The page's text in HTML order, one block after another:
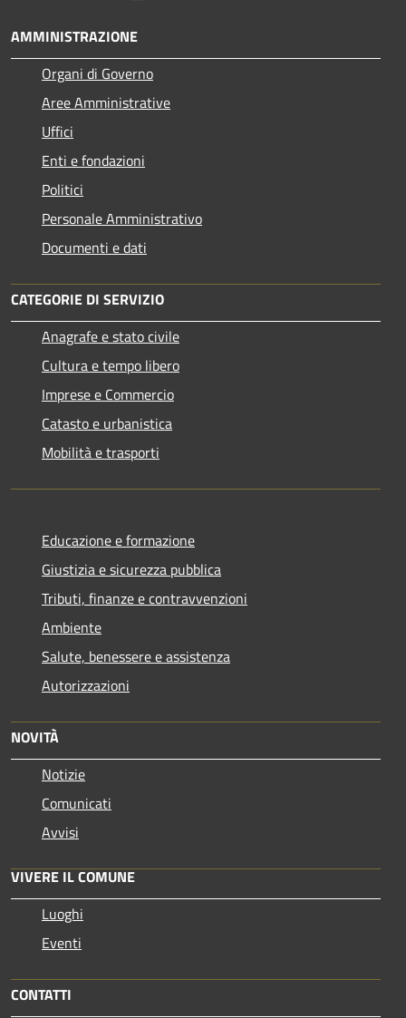
AMMINISTRAZIONE
Organi di Governo
Aree Amministrative
Uffici
Enti e fondazioni
Politici
Personale Amministrativo
Documenti e dati
CATEGORIE DI SERVIZIO
Anagrafe e stato civile
Cultura e tempo libero
Imprese e Commercio
Catasto e urbanistica
Mobilità e trasporti
Educazione e formazione
Giustizia e sicurezza pubblica
Tributi, finanze e contravvenzioni
Ambiente
Salute, benessere e assistenza
Autorizzazioni
NOVITÀ
Notizie
Comunicati
Avvisi
VIVERE IL COMUNE
Luoghi
Eventi
CONTATTI